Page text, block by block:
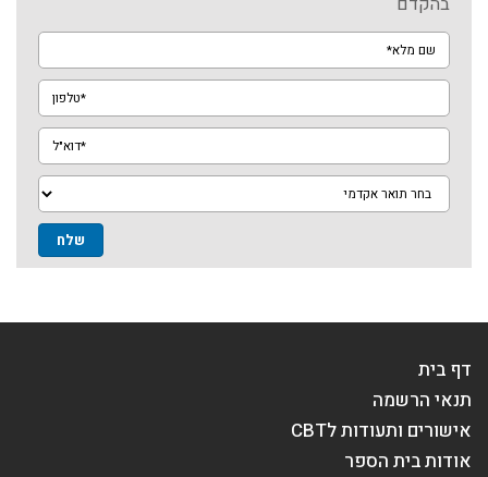
שם
מלא*
טלפון*
דוא"ל*
מגמה
דף בית
תנאי הרשמה
אישורים ותעודות לCBT
אודות בית הספר